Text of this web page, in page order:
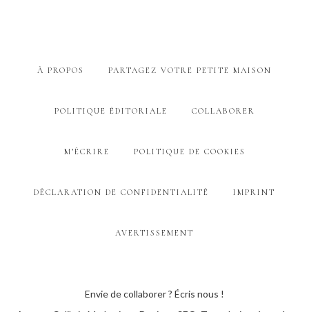
À PROPOS PARTAGEZ VOTRE PETITE MAISON
POLITIQUE ÉDITORIALE COLLABORER
M’ÉCRIRE POLITIQUE DE COOKIES
DÉCLARATION DE CONFIDENTIALITÉ IMPRINT
AVERTISSEMENT
Envie de collaborer ? Écris nous !